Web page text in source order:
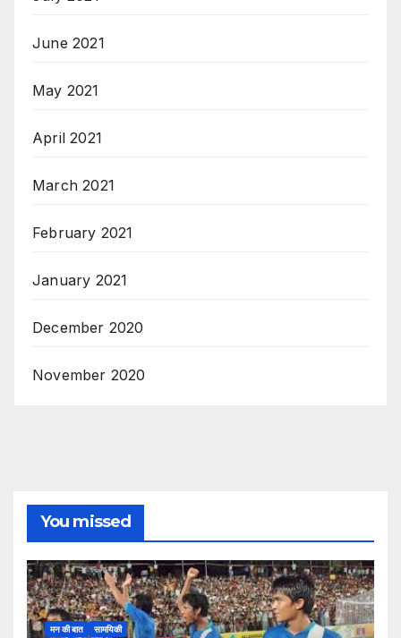
June 2021
May 2021
April 2021
March 2021
February 2021
January 2021
December 2020
November 2020
You missed
मन की बात सामयिकी